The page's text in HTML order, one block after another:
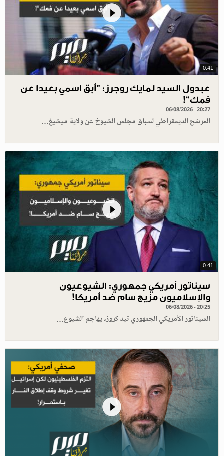
0.41
عبدول السيد لمايك روجرز: "أبق اسمي بعيدا عن
فمك"!
06/08/2026 - 20:27
المرشح الديمقراطي لسباق مجلس الشيوخ عن ولاية ميشيغ…
0.41
سيناتور أمريكي جمهوري: الشيوعيون
والإسلاميون مزيج سام ضد أمريكا!
06/08/2026 - 20:25
السيناتور الأمريكي الجمهوري تيد كروز، يهاجم الشيوع…